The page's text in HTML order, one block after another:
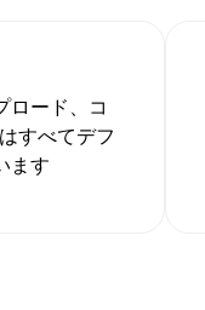
ロード、コ
すべてデフ
ます